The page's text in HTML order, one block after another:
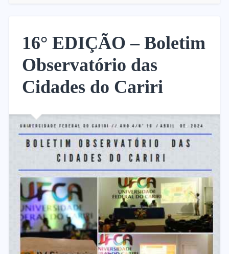
16° EDIÇÃO – Boletim
Observatório das
Cidades do Cariri